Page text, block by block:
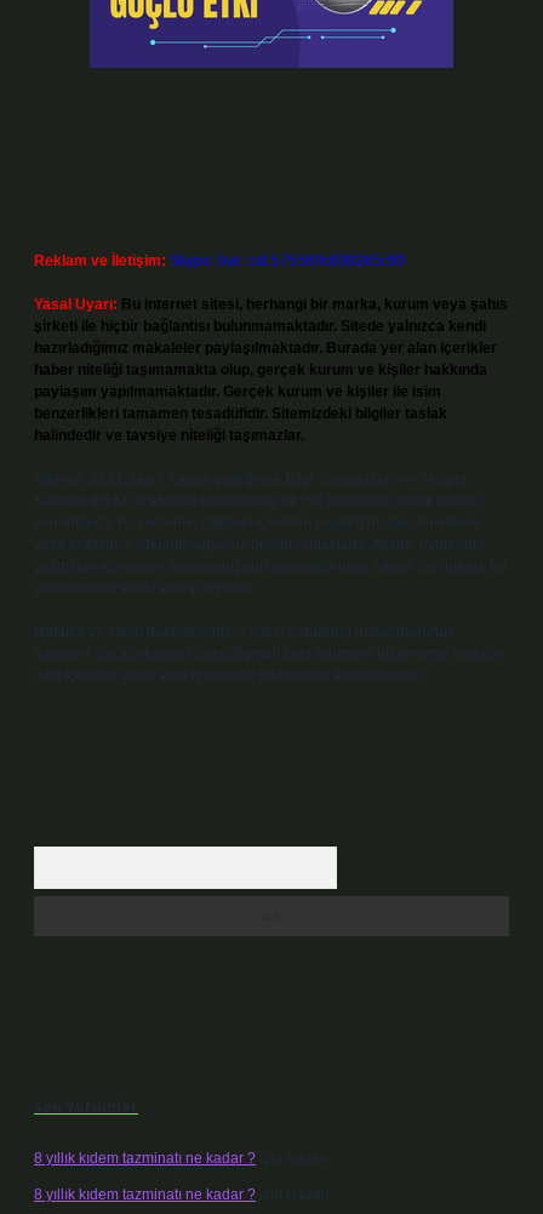
Reklam ve İletişim: Skype: live:.cid.575569c608265c69
Yasal Uyarı: Bu internet sitesi, herhangi bir marka, kurum veya şahıs
şirketi ile hiçbir bağlantısı bulunmamaktadır. Sitede yalnızca kendi
hazırladığımız makaleler paylaşılmaktadır. Burada yer alan içerikler
haber niteliği taşımamakta olup, gerçek kurum ve kişiler hakkında
paylaşım yapılmamaktadır. Gerçek kurum ve kişiler ile isim
benzerlikleri tamamen tesadüfidir. Sitemizdeki bilgiler taslak
halindedir ve tavsiye niteliği taşımazlar.
Sitemiz, 5651 Sayılı Kanun gereğince Bilgi Teknolojileri ve İletişim
Kurumu (BTK) tarafından onaylanmış bir Yer Sağlayıcı olarak hizmet
vermektedir. Bu nedenle, sitedeki içerikleri proaktif olarak denetleme
veya araştırma yükümlülüğümüz bulunmamaktadır. Ancak, üyelerimiz
yazdıkları içeriklerin sorumluluğunu taşımakta olup, siteye üye olarak bu
sorumluluğu kabul etmiş sayılırlar.
Hukuka ve yasal düzenlemelere aykırı olduğunu düşündüğünüz
içerikleri,
backlinkpanelicomtr@gmail.com adresine bildirmeniz halinde,
ilgili içerikler yasal süre içerisinde sitemizden kaldırılacaktır.
Son Yorumlar
8 yıllık kıdem tazminatı ne kadar ? için admin
8 yıllık kıdem tazminatı ne kadar ? için Nazan